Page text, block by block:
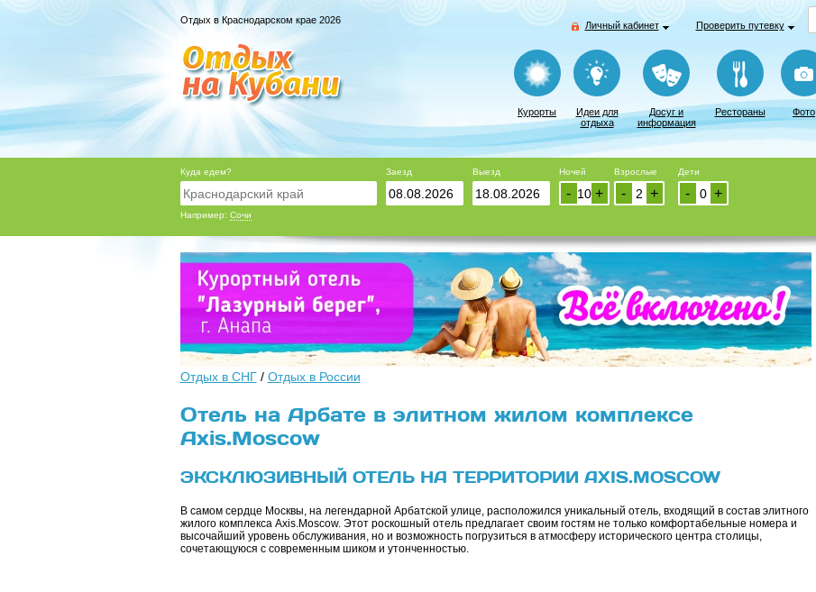
Отдых в Краснодарском крае 2026 Личный кабинет Проверить путевку
Курорты
Идеи для
отдыха
Досуг и
информация
Рестораны Фото
Куда едем?
Например: Сочи
Заезд Выезд Ночей
+
-
Взрослые
+
-
Дети
+
-
Отдых в СНГ/ Отдых в России
Отель на Арбате в элитном жилом комплексе
Axis.Moscow
ЭКСКЛЮЗИВНЫЙ ОТЕЛЬ НА ТЕРРИТОРИИ AXIS.MOSCOW
В самом сердце Москвы, на легендарной Арбатской улице, расположился уникальный отель, входящий в состав элитного
жилого комплекса Axis.Moscow. Этот роскошный отель предлагает своим гостям не только комфортабельные номера и
высочайший уровень обслуживания, но и возможность погрузиться в атмосферу исторического центра столицы,
сочетающуюся с современным шиком и утонченностью.